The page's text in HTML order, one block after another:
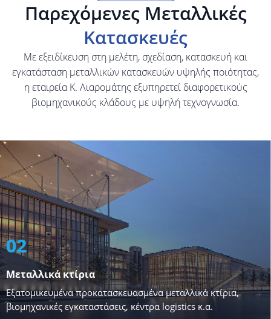
Εξειδικευόμαστε στην
κατασκευή συγκολλητών
μεταλλικών δοκών για
διάφορες εφαρμογές,
χρησιμοποιώντας τη
μέθοδο του βυθιζόμενου
Welding).
Κυψελοειδείς δοκοί
Προμηθεύουμε
κυψελοειδείς δοκούς με
κυκλικές ή εξαγωνικές
Παρεχόμενες Μεταλλικές
Κατασκευές
Με εξειδίκευση στη μελέτη, σχεδίαση, κατασκευή και
εγκατάσταση μεταλλικών κατασκευών υψηλής ποιότητας,
η εταιρεία Κ. Λιαρομάτης εξυπηρετεί διαφορετικούς
βιομηχανικούς κλάδους με υψηλή τεχνογνωσία.
03
Μεταλλικές γέφυρες